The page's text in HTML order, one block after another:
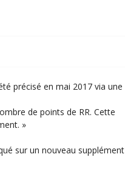
précisé en mai 2017 via une
de points de RR. Cette
»
sur un nouveau supplément